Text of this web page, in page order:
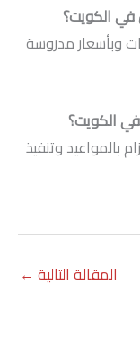
الكويت؟
وبأسعار مدروسة
الكويت؟
بالمواعيد وتنفيذ
المقالة التالية ←